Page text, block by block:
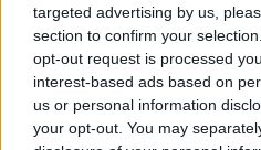
targeted advertising by us,
section to confirm your
opt-out request is processed
interest-based ads based on
us or personal information
your opt-out. You may
Chiara Rubbiani e Alessandro
osservazione, hanno illustrato come
persone che si rivolgono a loro,
sostenere i costi delle bollette
potesse, in qualche modo,
difficoltà.